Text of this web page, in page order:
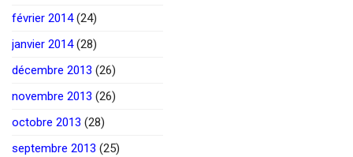
février 2014(24)
janvier 2014(28)
décembre 2013 (26)
novembre 2013 (26)
octobre 2013 (28)
septembre 2013 (25)